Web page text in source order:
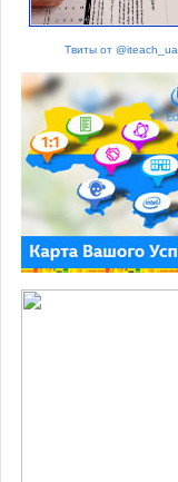
Твиты от @iteach_ua